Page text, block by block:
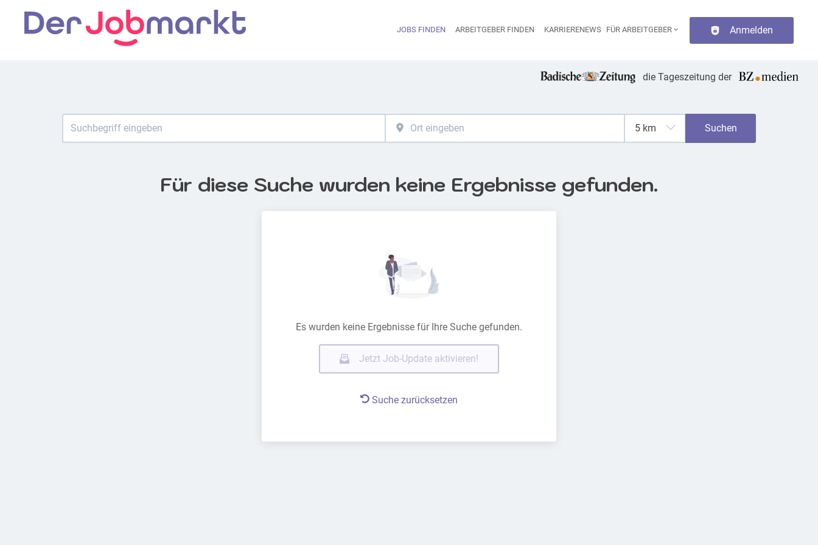
Haupt-Navigation
JOBS FINDEN ARBEITGEBER FINDEN KARRIERENEWS FÜR ARBEITGEBER Anmelden
die Tageszeitung der
Suchen
Für diese Suche wurden keine Ergebnisse gefunden.
Es wurden keine Ergebnisse für Ihre Suche gefunden.
Jetzt Job-Update aktivieren!
Suche zurücksetzen